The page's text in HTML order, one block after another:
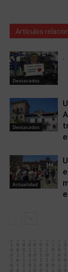
Artículos
Destacados
.
Destacados
Actualidad